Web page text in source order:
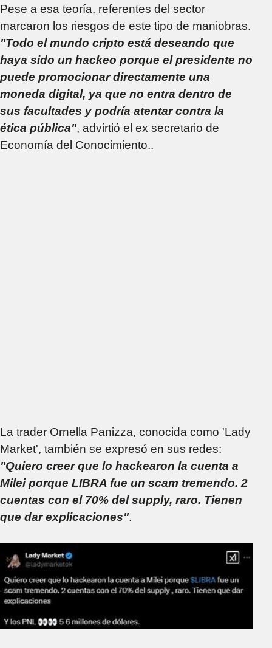
Pese a esa teoría, referentes del sector
marcaron los riesgos de este tipo de maniobras.
"Todo el mundo cripto está deseando que
haya sido un hackeo porque el presidente no
puede promocionar directamente una
moneda digital, ya que no entra dentro de
sus facultades y podría atentar contra la
ética pública", advirtió el ex secretario de
Economía del Conocimiento..
La trader Ornella Panizza, conocida como 'Lady
Market', también se expresó en sus redes:
"Quiero creer que lo hackearon la cuenta a
Milei porque LIBRA fue un scam tremendo. 2
cuentas con el 70% del supply, raro. Tienen
que dar explicaciones".